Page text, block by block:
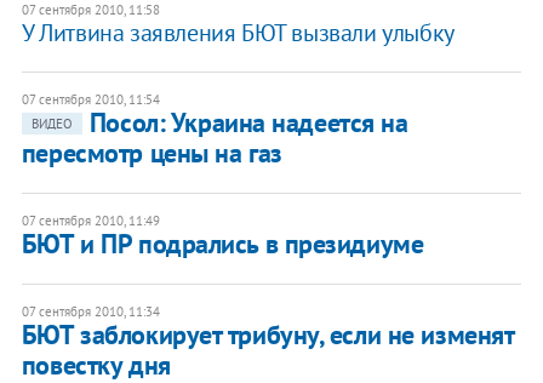
07 сентября 2010, 11:58
У Литвина заявления БЮТ вызвали улыбку
07 сентября 2010, 11:54
ВИДЕО
Посол: Украина надеется на
пересмотр цены на газ
07 сентября 2010, 11:49
БЮТ и ПР подрались в президиуме
07 сентября 2010, 11:34
​БЮТ заблокирует трибуну, если не изменят
повестку дня